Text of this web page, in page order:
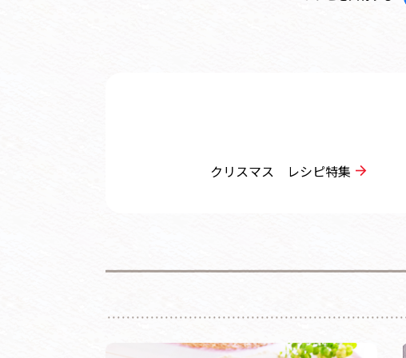
クリスマス レシピ特集